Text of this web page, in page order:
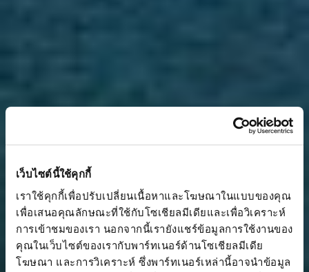
เว็บไซต์นี้ใช้คุกกี้
เราใช้คุกกี้เพื่อปรับเปลี่ยนเนื้อหาและโฆษณาในแบบของคุณ
เพื่อเสนอคุณลักษณะที่ใช้กับโซเชียลมีเดียและเพื่อวิเคราะห์
การเข้าชมของเรา นอกจากนี้เรายังแชร์ข้อมูลการใช้งานของ
คุณในเว็บไซต์ของเรากับพาร์ทเนอร์ด้านโซเชียลมีเดีย
โฆษณา และการวิเคราะห์ ซึ่งพาร์ทเนอร์เหล่านี้อาจนำข้อมูล